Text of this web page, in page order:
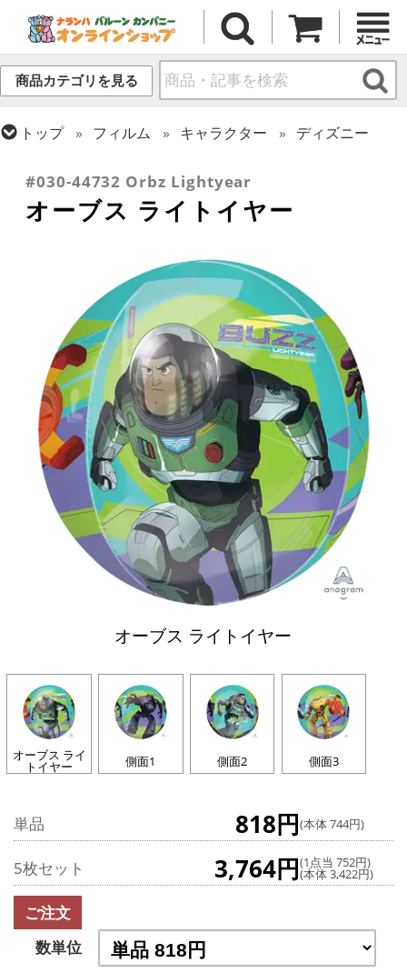
商品カテゴリを見る
トップ フィルム キャラクター
ディズニー
#030-44732 Orbz Lightyear
オーブス ライトイヤー
オーブス ライトイヤー
オーブス ライ
トイヤー 側面1 側面2 側面3
単品 818円(本体 744円)
5枚セット 3,764円(1点当 752円)
(本体 3,422円)
ご注文
数単位